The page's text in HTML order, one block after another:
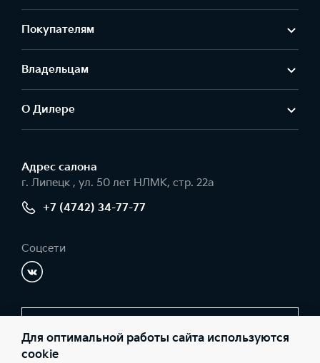
Покупателям
Владельцам
О Дилере
Адрес салонa
г. Липецк , ул. 50 лет НЛМК, стр. 22а
+7 (4742) 34-77-77
Соцсети
Для оптимальной работы сайта используются
cookie